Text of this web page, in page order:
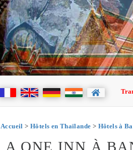
Accueil > Hôtels en Thaïlande > Hôtels à
A ONE INN À